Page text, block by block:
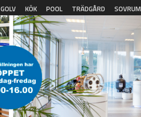
GOLV KÖK POOL TRÄDGÅRD SOVRUM